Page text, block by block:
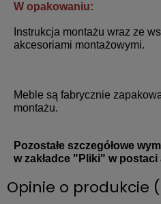
W opakowaniu:
Instrukcja montażu wraz ze
akcesoriami montażowymi.
Meble są fabrycznie
montażu.
Pozostałe szczegółowe
w zakładce "Pliki" w
Opinie o produkcie